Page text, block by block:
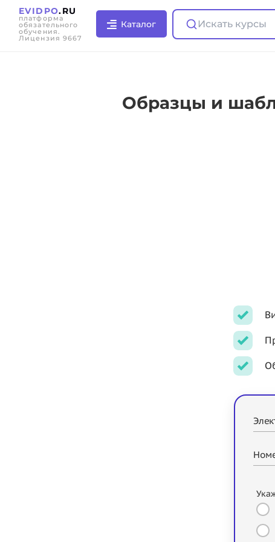
EVIDPO.RU
платформа
обязательного
обучения.
Лицензия 9667
Каталог Искать курсы
Образцы и